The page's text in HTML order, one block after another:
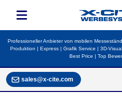
Professioneller Anbieter von mobilen
Produktion | Express | Grafik Service | 3D-
Best Price | Top
sales@x-cite.com